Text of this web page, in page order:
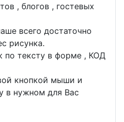
, блогов , гостевых
всего достаточно
рисунка.
по тексту в форме , КОД
кнопкой мыши и
в нужном для Вас